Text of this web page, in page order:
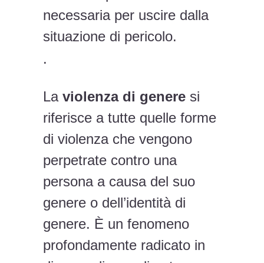
necessaria per uscire dalla
situazione di pericolo.
.
Laviolenza di genere si
riferisce a tutte quelle forme
di violenza che vengono
perpetrate contro una
persona a causa del suo
genere o dell’identità di
genere. È un fenomeno
profondamente radicato in